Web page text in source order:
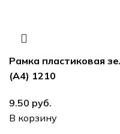
Рамка пластиковая
(А4) 1210
руб.
В корзину